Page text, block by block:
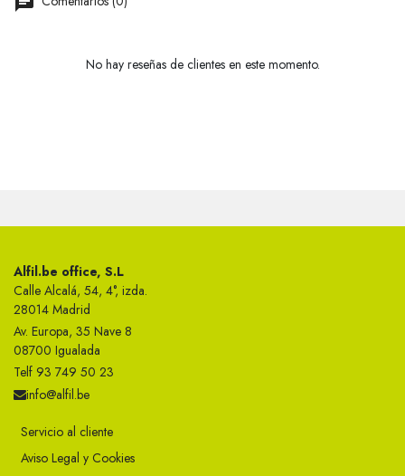
No hay reseñas de clientes en este momento.
Alfil.be office, S.L
Calle Alcalá, 54, 4°, izda.
28014 Madrid
Av. Europa, 35 Nave 8
08700 Igualada
Telf 93 749 50 23
info@alfil.be
Servicio al cliente
Aviso Legal y Cookies